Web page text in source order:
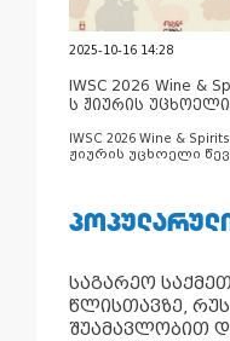
2025-10-16 14:28
IWSC 2026 Wine &
ს ჟიურის
IWSC 2026 Wine &
ჟიურის უცხოელი
საგარეო
წლისთავზე,
შუამავლობით